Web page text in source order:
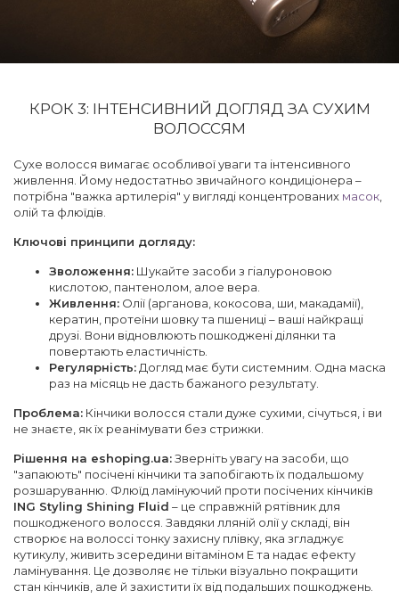
КРОК 3: ІНТЕНСИВНИЙ ДОГЛЯД ЗА СУХИМ
ВОЛОССЯМ
Сухе волосся вимагає особливої уваги та інтенсивного
живлення. Йому недостатньо звичайного кондиціонера –
потрібна "важка артилерія" у вигляді концентрованих масок,
олій та флюїдів.
Ключові принципи догляду:
Зволоження: Шукайте засоби з гіалуроновою
кислотою, пантенолом, алое вера.
Живлення: Олії (арганова, кокосова, ши, макадамії),
кератин, протеїни шовку та пшениці – ваші найкращі
друзі. Вони відновлюють пошкоджені ділянки та
повертають еластичність.
Регулярність:Догляд має бути системним. Одна маска
раз на місяць не дасть бажаного результату.
Проблема: Кінчики волосся стали дуже сухими, січуться, і ви
не знаєте, як їх реанімувати без стрижки.
Рішення на eshoping.ua:Зверніть увагу на засоби, що
"запаюють" посічені кінчики та запобігають їх подальшому
розшаруванню. Флюїд ламінуючий проти посічених кінчиків
ING Styling Shining Fluid – це справжній рятівник для
пошкодженого волосся. Завдяки лляній олії у складі, він
створює на волоссі тонку захисну плівку, яка згладжує
кутикулу, живить зсередини вітаміном Е та надає ефекту
ламінування. Це дозволяє не тільки візуально покращити
стан кінчиків, але й захистити їх від подальших пошкоджень.